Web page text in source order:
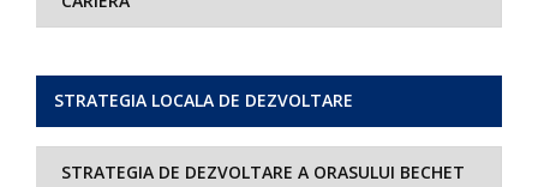
STRATEGIA LOCALA DE DEZVOLTARE
STRATEGIA DE DEZVOLTARE A ORASULUI BECHET